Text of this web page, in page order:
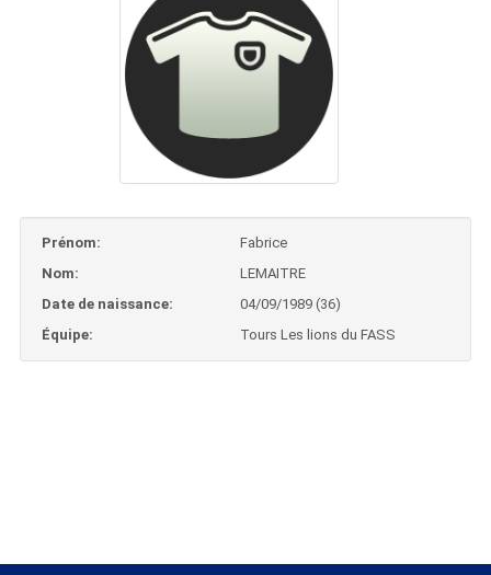
Prénom:
Fabrice
Nom:
LEMAITRE
Date de naissance:
04/09/1989 (36)
Équipe:
Tours Les lions du FASS